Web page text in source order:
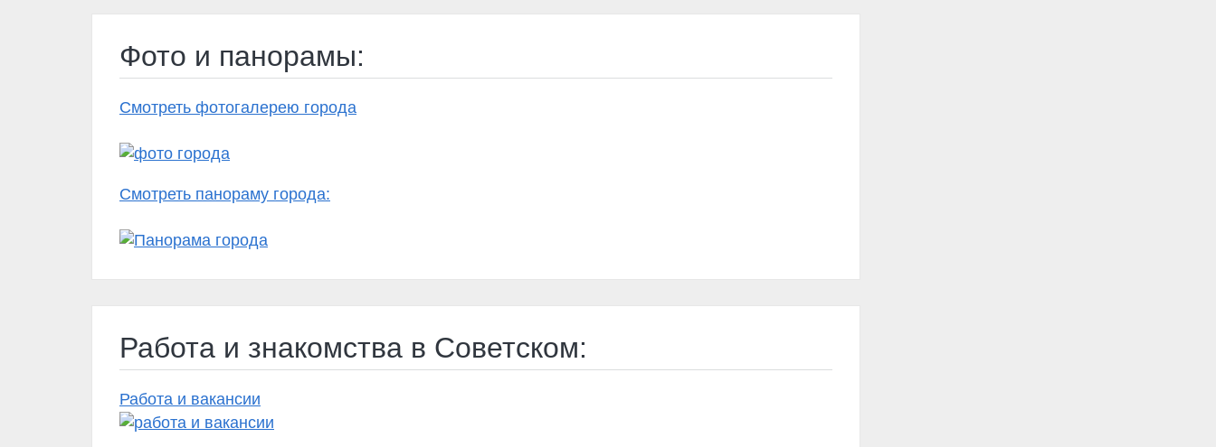
Фото и панорамы:
Смотреть фотогалерею города
Смотреть панораму города:
Работа и знакомства в Советском:
Работа и вакансии